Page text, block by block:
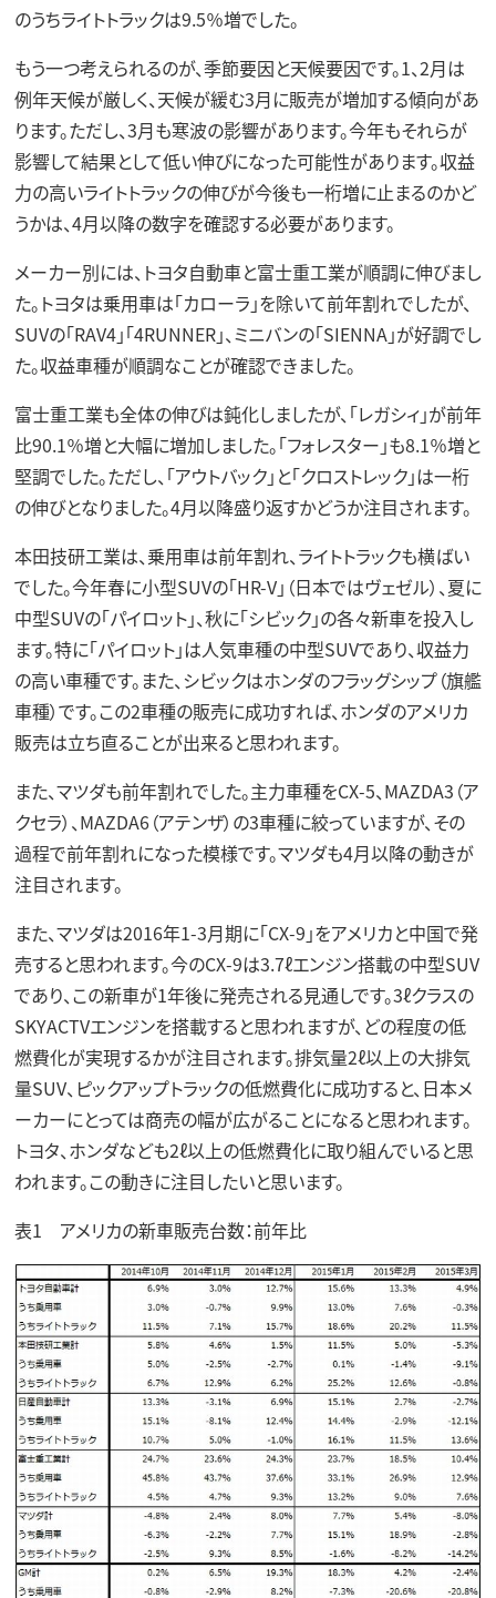
のうちライトトラックは9.5％増でした。
もう一つ考えられるのが、季節要因と天候要因です。1、2月は
例年天候が厳しく、天候が緩む3月に販売が増加する傾向があ
ります。ただし、3月も寒波の影響があります。今年もそれらが
影響して結果として低い伸びになった可能性があります。収益
力の高いライトトラックの伸びが今後も一桁増に止まるのかど
うかは、4月以降の数字を確認する必要があります。
メーカー別には、トヨタ自動車と富士重工業が順調に伸びまし
た。トヨタは乗用車は「カローラ」を除いて前年割れでしたが、
SUVの「RAV4」「4RUNNER」、ミニバンの「SIENNA」が好調でし
た。収益車種が順調なことが確認できました。
富士重工業も全体の伸びは鈍化しましたが、「レガシィ」が前年
比90.1％増と大幅に増加しました。「フォレスター」も8.1％増と
堅調でした。ただし、「アウトバック」と「クロストレック」は一桁
の伸びとなりました。4月以降盛り返すかどうか注目されます。
本田技研工業は、乗用車は前年割れ、ライトトラックも横ばい
でした。今年春に小型SUVの「HR-V」（日本ではヴェゼル）、夏に
中型SUVの「パイロット」、秋に「シビック」の各々新車を投入し
ます。特に「パイロット」は人気車種の中型SUVであり、収益力
の高い車種です。また、シビックはホンダのフラッグシップ（旗艦
車種）です。この2車種の販売に成功すれば、ホンダのアメリカ
販売は立ち直ることが出来ると思われます。
また、マツダも前年割れでした。主力車種をCX-5、MAZDA3（ア
クセラ）、MAZDA6（アテンザ）の3車種に絞っていますが、その
過程で前年割れになった模様です。マツダも4月以降の動きが
注目されます。
また、マツダは2016年1-3月期に「CX-9」をアメリカと中国で発
売すると思われます。今のCX-9は3.7ℓエンジン搭載の中型SUV
であり、この新車が1年後に発売される見通しです。3ℓクラスの
SKYACTVエンジンを搭載すると思われますが、どの程度の低
燃費化が実現するかが注目されます。排気量2ℓ以上の大排気
量SUV、ピックアップトラックの低燃費化に成功すると、日本メ
ーカーにとっては商売の幅が広がることになると思われます。
トヨタ、ホンダなども2ℓ以上の低燃費化に取り組んでいると思
われます。この動きに注目したいと思います。
表1 アメリカの新車販売台数：前年比